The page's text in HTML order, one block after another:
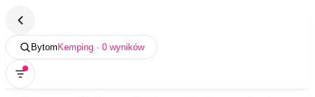
Bytom Kemping · 0 wyników